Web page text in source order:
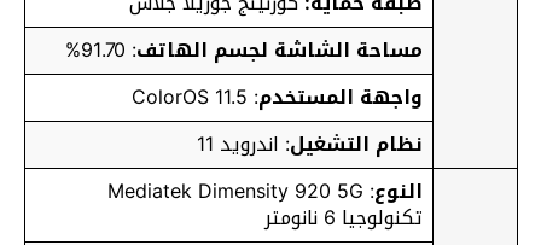
مساحة الشاشة لجسم الهاتف: 91.70%
واجهة المستخدم: ColorOS 11.5
نظام التشغيل: اندرويد 11
النوع : Mediatek Dimensity 920 5G
تكنولوجيا 6 نانومتر